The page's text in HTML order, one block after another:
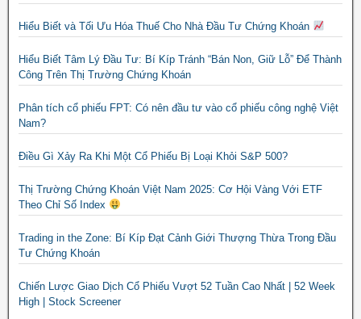
Hiểu Biết và Tối Ưu Hóa Thuế Cho Nhà Đầu Tư Chứng Khoán
Hiểu Biết Tâm Lý Đầu Tư: Bí Kíp Tránh “Bán Non, Giữ Lỗ” Để Thành
Công Trên Thị Trường Chứng Khoán
Phân tích cổ phiếu FPT: Có nên đầu tư vào cổ phiếu công nghệ Việt
Nam?
Điều Gì Xảy Ra Khi Một Cổ Phiếu Bị Loại Khỏi S&P 500?
Thị Trường Chứng Khoán Việt Nam 2025: Cơ Hội Vàng Với ETF
Theo Chỉ Số Index
Trading in the Zone: Bí Kíp Đạt Cảnh Giới Thượng Thừa Trong Đầu
Tư Chứng Khoán
Chiến Lược Giao Dịch Cổ Phiếu Vượt 52 Tuần Cao Nhất | 52 Week
High | Stock Screener